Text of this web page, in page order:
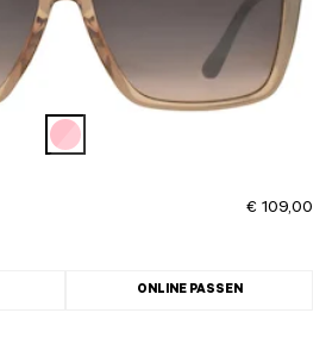
€ 109,00
ONLINE PASSEN